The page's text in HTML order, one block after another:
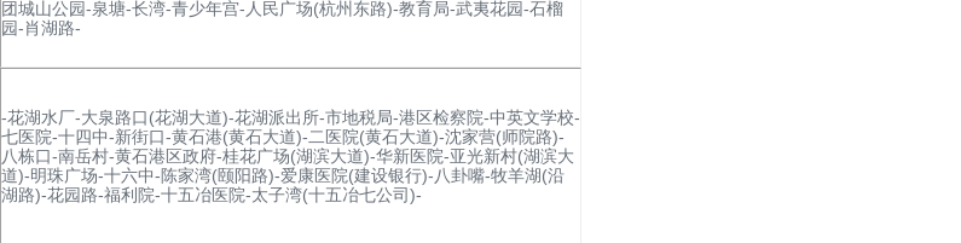
团城山公园-泉塘-长湾-青少年宫-人民广场(杭州东路)-教育局-武夷花园-石榴
园-肖湖路-
-花湖水厂-大泉路口(花湖大道)-花湖派出所-市地税局-港区检察院-中英文学校-
七医院-十四中-新街口-黄石港(黄石大道)-二医院(黄石大道)-沈家营(师院路)-
八栋口-南岳村-黄石港区政府-桂花广场(湖滨大道)-华新医院-亚光新村(湖滨大
道)-明珠广场-十六中-陈家湾(颐阳路)-爱康医院(建设银行)-八卦嘴-牧羊湖(沿
湖路)-花园路-福利院-十五冶医院-太子湾(十五冶七公司)-